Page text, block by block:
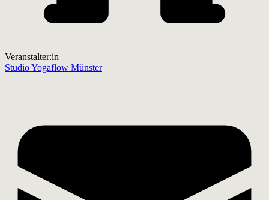
Veranstalter:in
Studio Yogaflow Münster